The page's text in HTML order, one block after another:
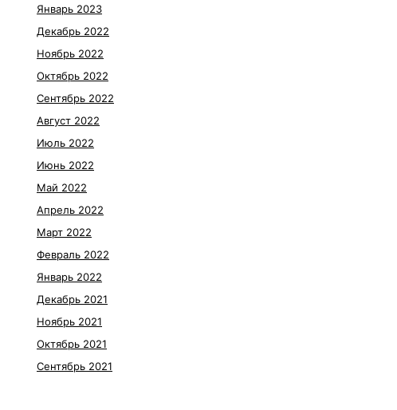
Январь 2023
Декабрь 2022
Ноябрь 2022
Октябрь 2022
Сентябрь 2022
Август 2022
Июль 2022
Июнь 2022
Май 2022
Апрель 2022
Март 2022
Февраль 2022
Январь 2022
Декабрь 2021
Ноябрь 2021
Октябрь 2021
Сентябрь 2021